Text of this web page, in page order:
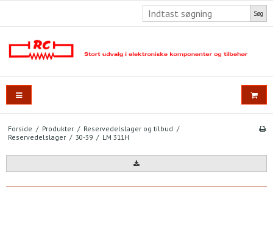
Søg
Forside / Produkter / Reservedelslager og tilbud /
Reservedelslager / 30-39 / LM 311H